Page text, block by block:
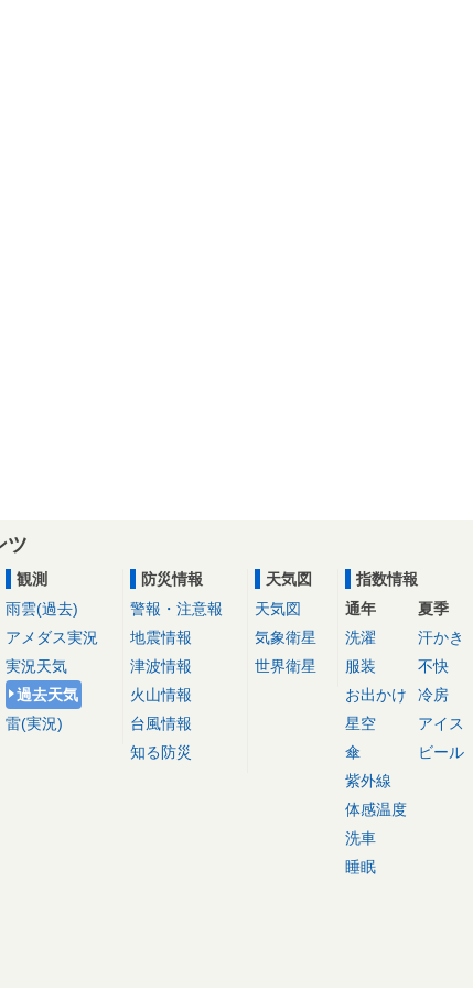
ツ
観測
雨雲(過去)
アメダス実況
実況天気
過去天気
雷(実況)
防災情報
警報・注意報
地震情報
津波情報
火山情報
台風情報
知る防災
天気図
天気図
気象衛星
世界衛星
指数情報
通年
洗濯
服装
お出かけ
星空
傘
紫外線
体感温度
洗車
睡眠
夏季
汗かき
不快
冷房
アイス
ビール